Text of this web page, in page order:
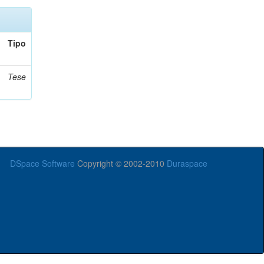
Tipo
Tese
DSpace Software Copyright © 2002-2010 Duraspace